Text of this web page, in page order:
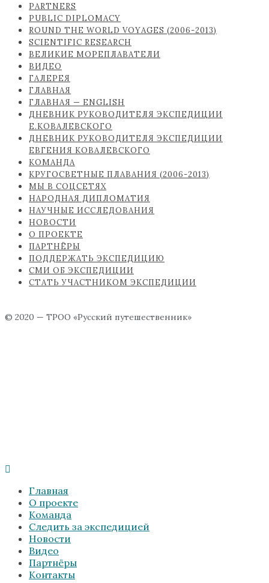
PARTNERS
PUBLIC DIPLOMACY
ROUND THE WORLD VOYAGES (2006-2013)
SCIENTIFIC RESEARCH
ВЕЛИКИЕ МОРЕПЛАВАТЕЛИ
ВИДЕО
ГАЛЕРЕЯ
ГЛАВНАЯ
ГЛАВНАЯ — ENGLISH
ДНЕВНИК РУКОВОДИТЕЛЯ ЭКСПЕДИЦИИ
Е.КОВАЛЕВСКОГО
ДНЕВНИК РУКОВОДИТЕЛЯ ЭКСПЕДИЦИИ
ЕВГЕНИЯ КОВАЛЕВСКОГО
КОМАНДА
КРУГОСВЕТНЫЕ ПЛАВАНИЯ (2006-2013)
МЫ В СОЦСЕТЯХ
НАРОДНАЯ ДИПЛОМАТИЯ
НАУЧНЫЕ ИССЛЕДОВАНИЯ
НОВОСТИ
О ПРОЕКТЕ
ПАРТНЁРЫ
ПОДДЕРЖАТЬ ЭКСПЕДИЦИЮ
СМИ ОБ ЭКСПЕДИЦИИ
СТАТЬ УЧАСТНИКОМ ЭКСПЕДИЦИИ
© 2020 — ТРОО «Русский путешественник»
Главная
О проекте
Команда
Следить за экспедицией
Новости
Видео
Партнёры
Контакты